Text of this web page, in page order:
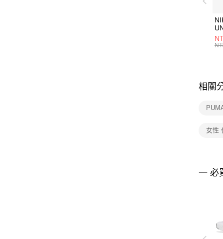
統
相關
女性
一 必